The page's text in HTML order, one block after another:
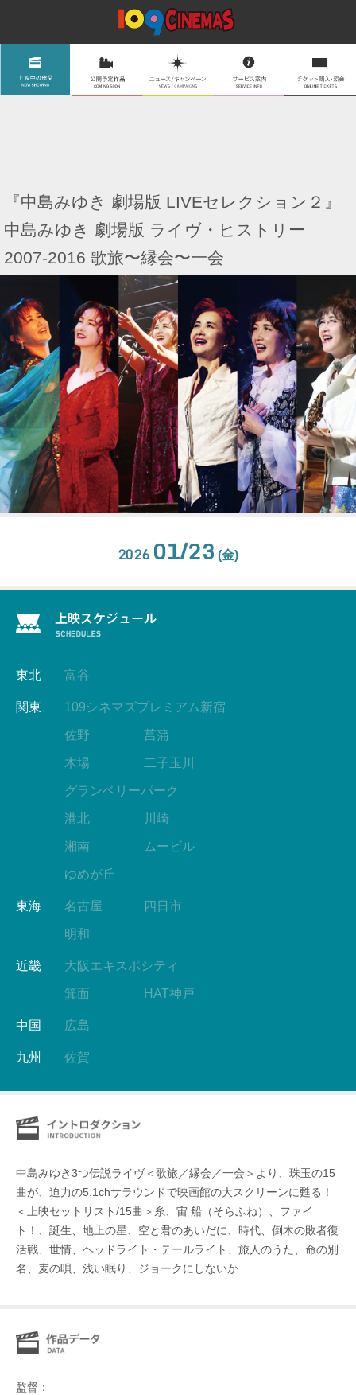
『中島みゆき 劇場版 LIVEセレクション２』
中島みゆき 劇場版 ライヴ・ヒストリー
2007-2016 歌旅〜縁会〜一会
2026 01/23 (金)
東北 富谷
関東 109シネマズプレミアム新宿
佐野 菖蒲
木場 二子玉川
グランベリーパーク
港北 川崎
湘南 ムービル
ゆめが丘
東海 名古屋 四日市
明和
近畿 大阪エキスポシティ
箕面 HAT神戸
中国 広島
九州 佐賀
中島みゆき3つ伝説ライヴ＜歌旅／縁会／一会＞より、珠玉の15
曲が、迫力の5.1chサラウンドで映画館の大スクリーンに甦る！
＜上映セットリスト/15曲＞糸、宙 船（そらふね）、ファイ
ト！、誕生、地上の星、空と君のあいだに、時代、倒木の敗者復
活戦、世情、ヘッドライト・テールライト、旅人のうた、命の別
名、麦の唄、浅い眠り、ジョークにしないか
監督：